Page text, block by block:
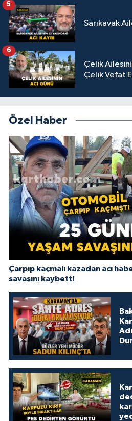
Sarıkavak
5
Çelik
Çelik Vefat
6
Özel Haber
Çarpıp kaçmalı kazadan acı
savaşını kaybetti